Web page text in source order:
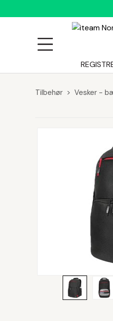
ALLE
Tilbehør Vesker -